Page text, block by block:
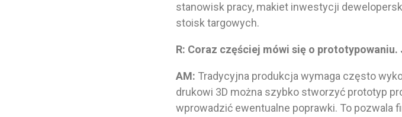
stanowisk pracy, makiet inwestycji
stoisk targowych.
R: Coraz częściej mówi się o
AM: Tradycyjna produkcja wymaga często
drukowi 3D można szybko stworzyć prototyp
wprowadzić ewentualne poprawki. To